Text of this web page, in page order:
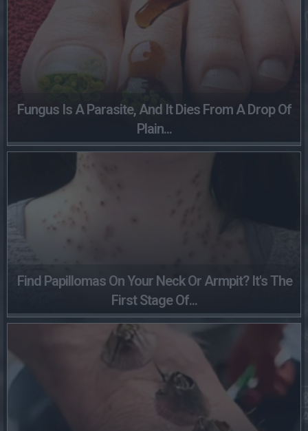
Fungus Is A Parasite, And It Dies From A Drop Of
Plain...
Find Papillomas On Your Neck Or Armpit? It's The
First Stage Of...